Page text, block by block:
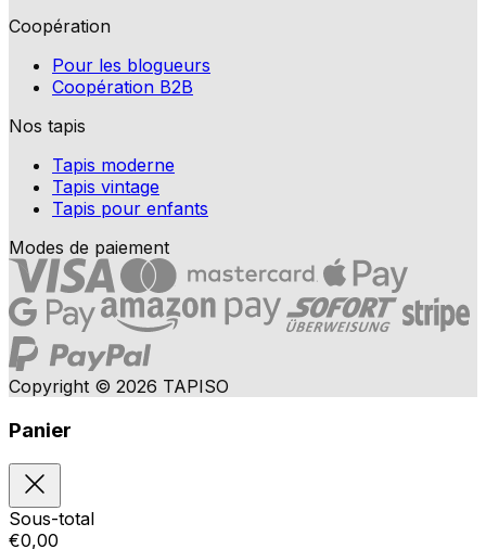
Coopération
Pour les blogueurs
Coopération B2B
Nos tapis
Tapis moderne
Tapis vintage
Tapis pour enfants
Modes de paiement
Copyright © 2026 TAPISO
Panier
Sous-total
€0,00